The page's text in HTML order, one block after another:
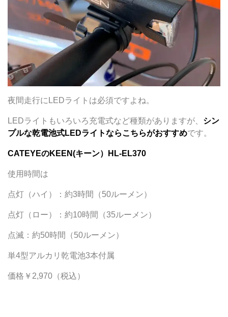
夜間走行にLEDライトは必須ですよね。
LEDライトもいろいろ充電式など種類がありますが、 シン
プルな乾電池式LEDライトならこちらがおすすめです。
CATEYEのKEEN(キーン）HL-EL370
使用時間は
点灯（ハイ）：約3時間（50ルーメン）
点灯（ロー）：約10時間（35ルーメン）
点滅：約50時間（50ルーメン）
単4型アルカリ乾電池3本付属
価格￥2,970（税込）